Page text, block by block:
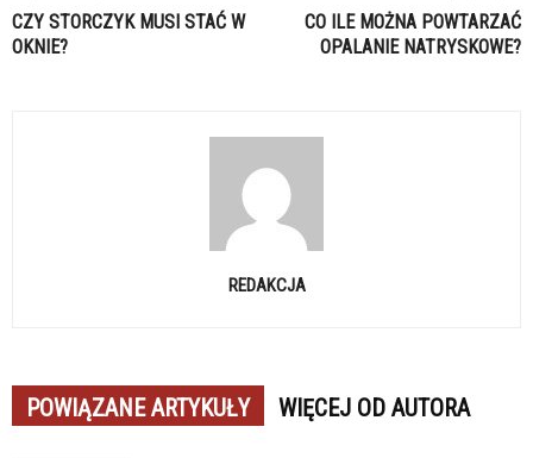
CZY STORCZYK MUSI STAĆ W
OKNIE?
CO ILE MOŻNA POWTARZAĆ
OPALANIE NATRYSKOWE?
REDAKCJA
POWIĄZANE ARTYKUŁY WIĘCEJ OD AUTORA